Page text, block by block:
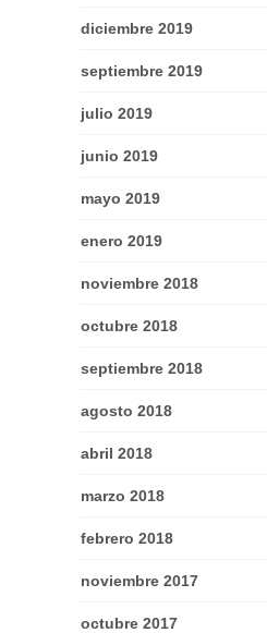
diciembre 2019
septiembre 2019
julio 2019
junio 2019
mayo 2019
enero 2019
noviembre 2018
octubre 2018
septiembre 2018
agosto 2018
abril 2018
marzo 2018
febrero 2018
noviembre 2017
octubre 2017